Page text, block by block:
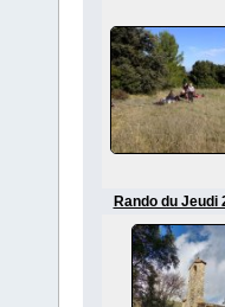
Rando du Jeudi